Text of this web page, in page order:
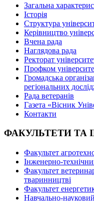
Загальна
Історія
Структура
Керівництво
Вчена рада
Наглядова рада
Ректорат
Профком
Громадська
регіональних
Рада ветеранів
Газета «Вісник
Контакти
ФАКУЛЬТЕТИ ТА
Факультет
Інженерно-
Факультет
тваринництві
Факультет
Навчально-науковий